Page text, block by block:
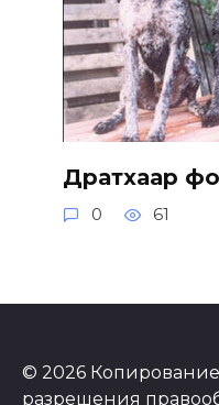
Дратхаар
0 61
© 2026
разрешения